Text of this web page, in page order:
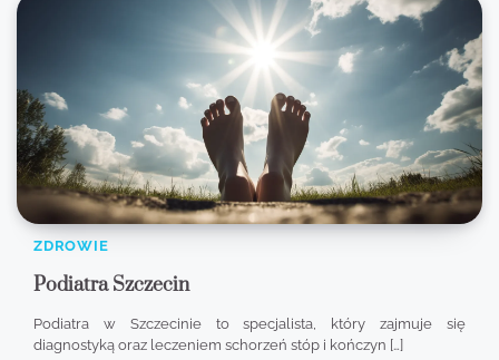
ZDROWIE
Podiatra Szczecin
Podiatra w Szczecinie to specjalista, który zajmuje się
diagnostyką oraz leczeniem schorzeń stóp i kończyn […]